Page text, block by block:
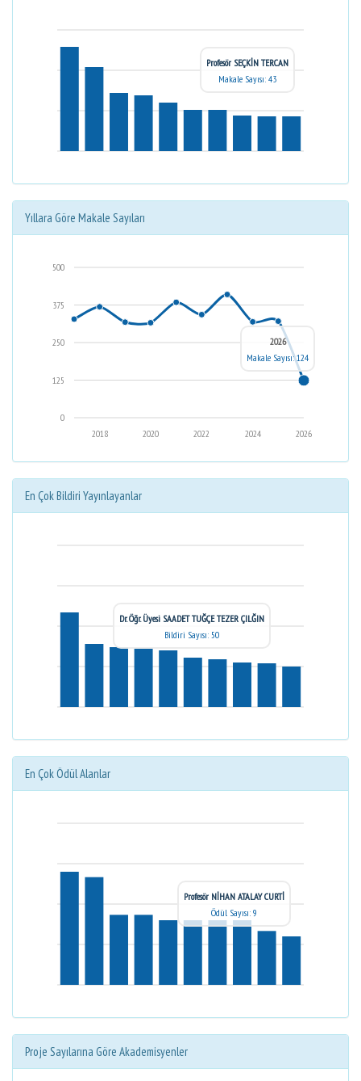
Profesör SEÇKİN TERCAN
Makale Sayısı: 43
Yıllara Göre Makale Sayıları
0
125
250
375
500
2026
2024
2022
2020
2018
2026
Makale Sayısı: 124
En Çok Bildiri Yayınlayanlar
Dr. Öğr. Üyesi SAADET TUĞÇE TEZER ÇILĞIN
Bildiri Sayısı: 50
En Çok Ödül Alanlar
Profesör NİHAN ATALAY CURTİ
Ödül Sayısı: 9
Proje Sayılarına Göre Akademisyenler